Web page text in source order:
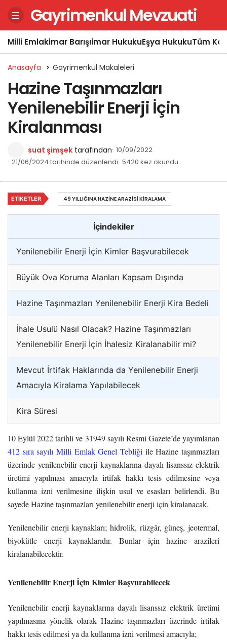
Gayrimenkul Mevzuati
Milli Emlakİmar Barışıİmar HukukuEşya HukukuTüm
Anasayfa Gayrimenkul Makaleleri
Hazine Taşınmazları
Yenilenebilir Enerji İçin
Kiralanması
suat şimşek tarafından 10/09/2022
21/06/2024 tarihinde düzenlendi 5420 kez okundu
İçindekiler
Yenilenebilir Enerji İçin Kimler Başvurabilecek
Büyük Ova Koruma Alanları Kapsam Dışında
Hazine Taşınmazları Yenilenebilir Enerji Kira Bedeli
İhale Usulü Nasıl Olacak? Hazine Taşınmazları
Yenilenebilir Enerji İçin İhalesiz Kiralanabilir mi?
Mevcut İrtifak Haklarında da Yenilenebilir Enerji
Amacıyla Kiralama Yapılabilecek
Kira Süresi
10 Eylül 2022 tarihli ve 31949 sayılı Resmi Gazete’de yayımlanan
412 sıra sayılı Milli Emlak Genel Tebliği ile Hazine taşınmazları
üzerinde yenilenebilir enerji kaynaklarına dayalı lisanssız elektrik
üretimi yapılması amacıyla irtifak hakkı tesis edilmesine veya
kullanma izni verilmesine ilişkin usul ve esasları belirlendi. Bu
sayede Hazine taşınmazları yenilenebilir enerji için kiralanacak.
Yenilenebilir enerji kaynakları; hidrolik, rüzgâr, güneş, jeotermal,
biyokütle enerji kaynaklarıdır. Bunlar için hazine arazileri
kiralanabilecektir.
Yenilenebilir Enerji İçin Kimler Başvurabilecek
Yenilenebilir enerji kaynaklarına dayalı lisanssız elektrik üretimi
yapılmasına yönelik olarak Hazine taşınmazları üzerinde irtifak
hakkı tesis edilmesi ya da kullanma izni verilmesi amacıyla;
ETIKETLER 49 YILLIĞINA HAZINE ARAZISI KIRALAMA